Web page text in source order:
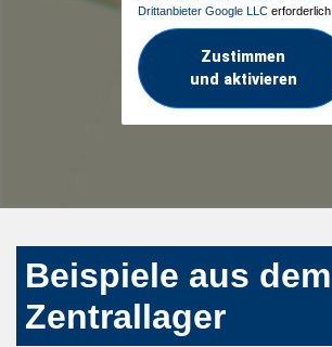
Drittanbieter Google LLC erforderlich.
Zustimmen
und aktivieren
Beispiele aus dem
Zentrallager